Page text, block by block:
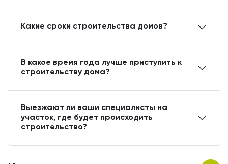
Какие сроки строительства домов?
В какое время года лучше приступить к
строительству дома?
Выезжают ли ваши специалисты на
участок, где будет происходить
строительство?